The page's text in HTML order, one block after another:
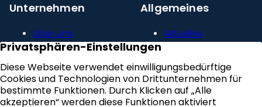
Unternehmen
Über uns
Unser Leitbild
Presse und
Newsroom
Kundenstimmen
Allgemeines
Aktuelles
Impressum
Datenschutz